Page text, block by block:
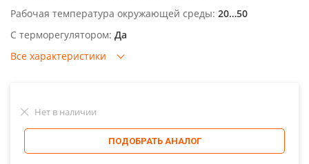
Рабочая температура окружающей среды: 20…50
С терморегулятором: Да
Все характеристики
Нет в наличии
ПОДОБРАТЬ АНАЛОГ